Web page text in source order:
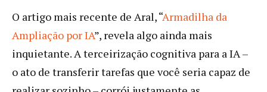
O artigo mais recente de Aral, “Armadilha da
Ampliação por IA”, revela algo ainda mais
inquietante. A terceirização cognitiva para a IA –
o ato de transferir tarefas que você seria capaz de